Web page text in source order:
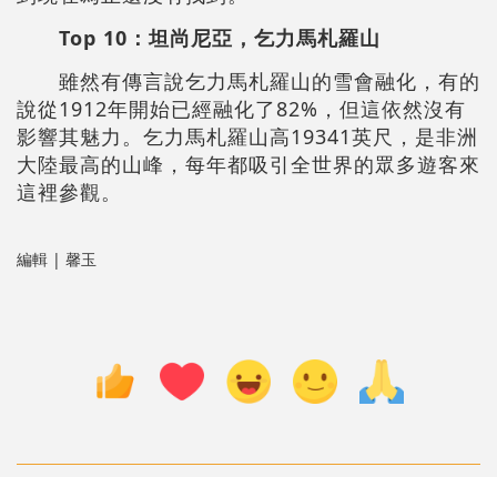
Top 10 ：坦尚尼亞，乞力馬札羅山
雖然有傳言說乞力馬札羅山的雪會融化，有的
說從1912年開始已經融化了82%，但這依然沒有
影響其魅力。乞力馬札羅山高19341英尺，是非洲
大陸最高的山峰，每年都吸引全世界的眾多遊客來
這裡參觀。
編輯 | 馨玉